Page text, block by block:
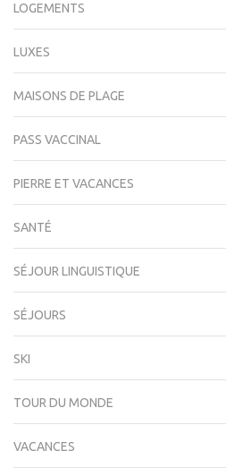
LOGEMENTS
LUXES
MAISONS DE PLAGE
PASS VACCINAL
PIERRE ET VACANCES
SANTÉ
SÉJOUR LINGUISTIQUE
SÉJOURS
SKI
TOUR DU MONDE
VACANCES